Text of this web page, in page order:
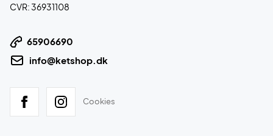
CVR: 36931108
65906690
info@ketshop.dk
Cookies